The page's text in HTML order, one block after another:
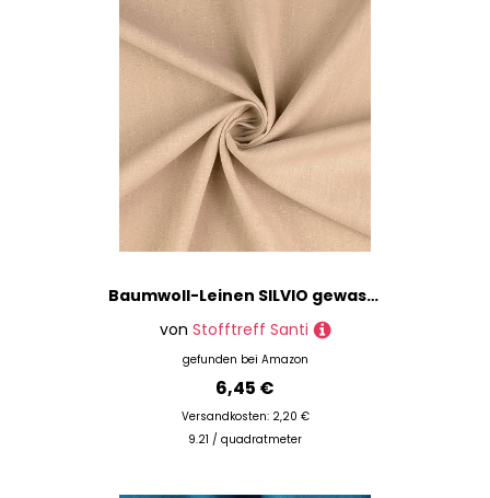
Baumwoll-Leinen SILVIO gewaschen 75% Leinen Öko-Tex Standard 100 Klasse 1 Qualität 50cm - Breite ca. 140cm Hosenstoff Bekleidungsstoff Meterware (Beigegrau)
von Stofftreff Santi
gefunden bei Amazon
6,45 €
Versandkosten: 2,20 €
9.21 / quadratmeter